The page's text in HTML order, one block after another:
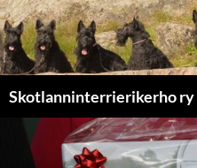
Skotlanninterrierikerho ry
SISÄLTÖÖN